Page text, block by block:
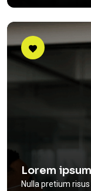
Lorem
Nulla pretium